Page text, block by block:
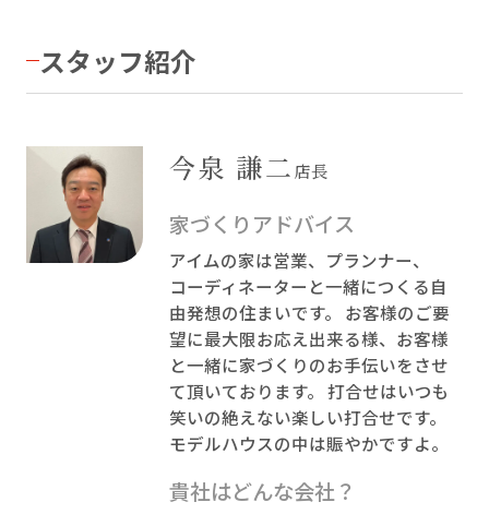
スタッフ紹介
今泉 謙二 店長
家づくりアドバイス
アイムの家は営業、プランナー、
コーディネーターと一緒につくる自
由発想の住まいです。 お客様のご要
望に最大限お応え出来る様、お客様
と一緒に家づくりのお手伝いをさせ
て頂いております。 打合せはいつも
笑いの絶えない楽しい打合せです。
モデルハウスの中は賑やかですよ。
貴社はどんな会社？